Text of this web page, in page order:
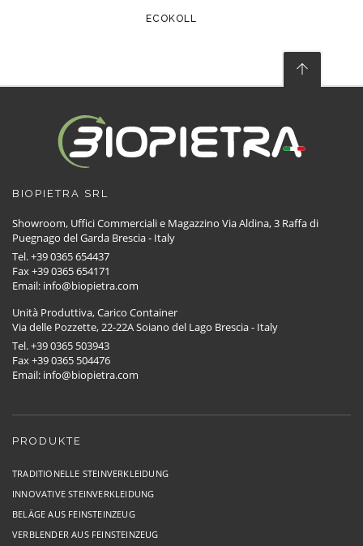
ECOKOLL
BIOPIETRA SRL
Showroom, Uffici Commerciali e Magazzino Via Aldina, 3 Raffa di
Puegnago del Garda Brescia - Italy
Tel. +39 0365 654437
Fax +39 0365 654171
Email: info@biopietra.com
Unità Produttiva, Carico Container
Via delle Pozzette, 22-22A Soiano del Lago Brescia - Italy
Tel. +39 0365 503943
Fax +39 0365 504476
Email: info@biopietra.com
PRODUKTE
TRADITIONELLE STEINVERKLEIDUNG
INNOVATIVE STEINVERKLEIDUNG
BELÄGE AUS FEINSTEINZEUG
VERBLENDER AUS FEINSTEINZEUG